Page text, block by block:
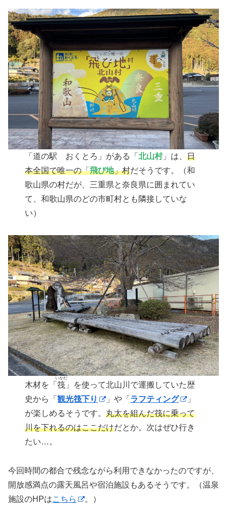
「道の駅 おくとろ」がある「北山村」は、日
本全国で唯一の「飛び地」村だそうです。（和
歌山県の村だが、三重県と奈良県に囲まれてい
て、和歌山県のどの市町村とも隣接していな
い）
木材を「筏
いかだ
」を使って北山川で運搬していた歴
史から「観光筏下り 」や「 ラフティング
」
が楽しめるそうです。丸太を組んだ筏に乗って
川を下れるのはここだけだとか。次はぜひ行き
たい…。
今回時間の都合で残念ながら利用できなかったのですが、
開放感満点の露天風呂や宿泊施設もあるそうです。（温泉
施設のHPはこちら 。）